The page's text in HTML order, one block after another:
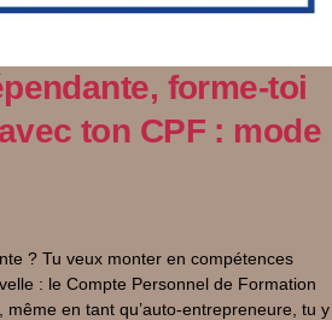
forme-toi
ton CPF : mode
? Tu veux monter en compétences
: le Compte Personnel de Formation
même en tant qu’auto-entrepreneure, tu y